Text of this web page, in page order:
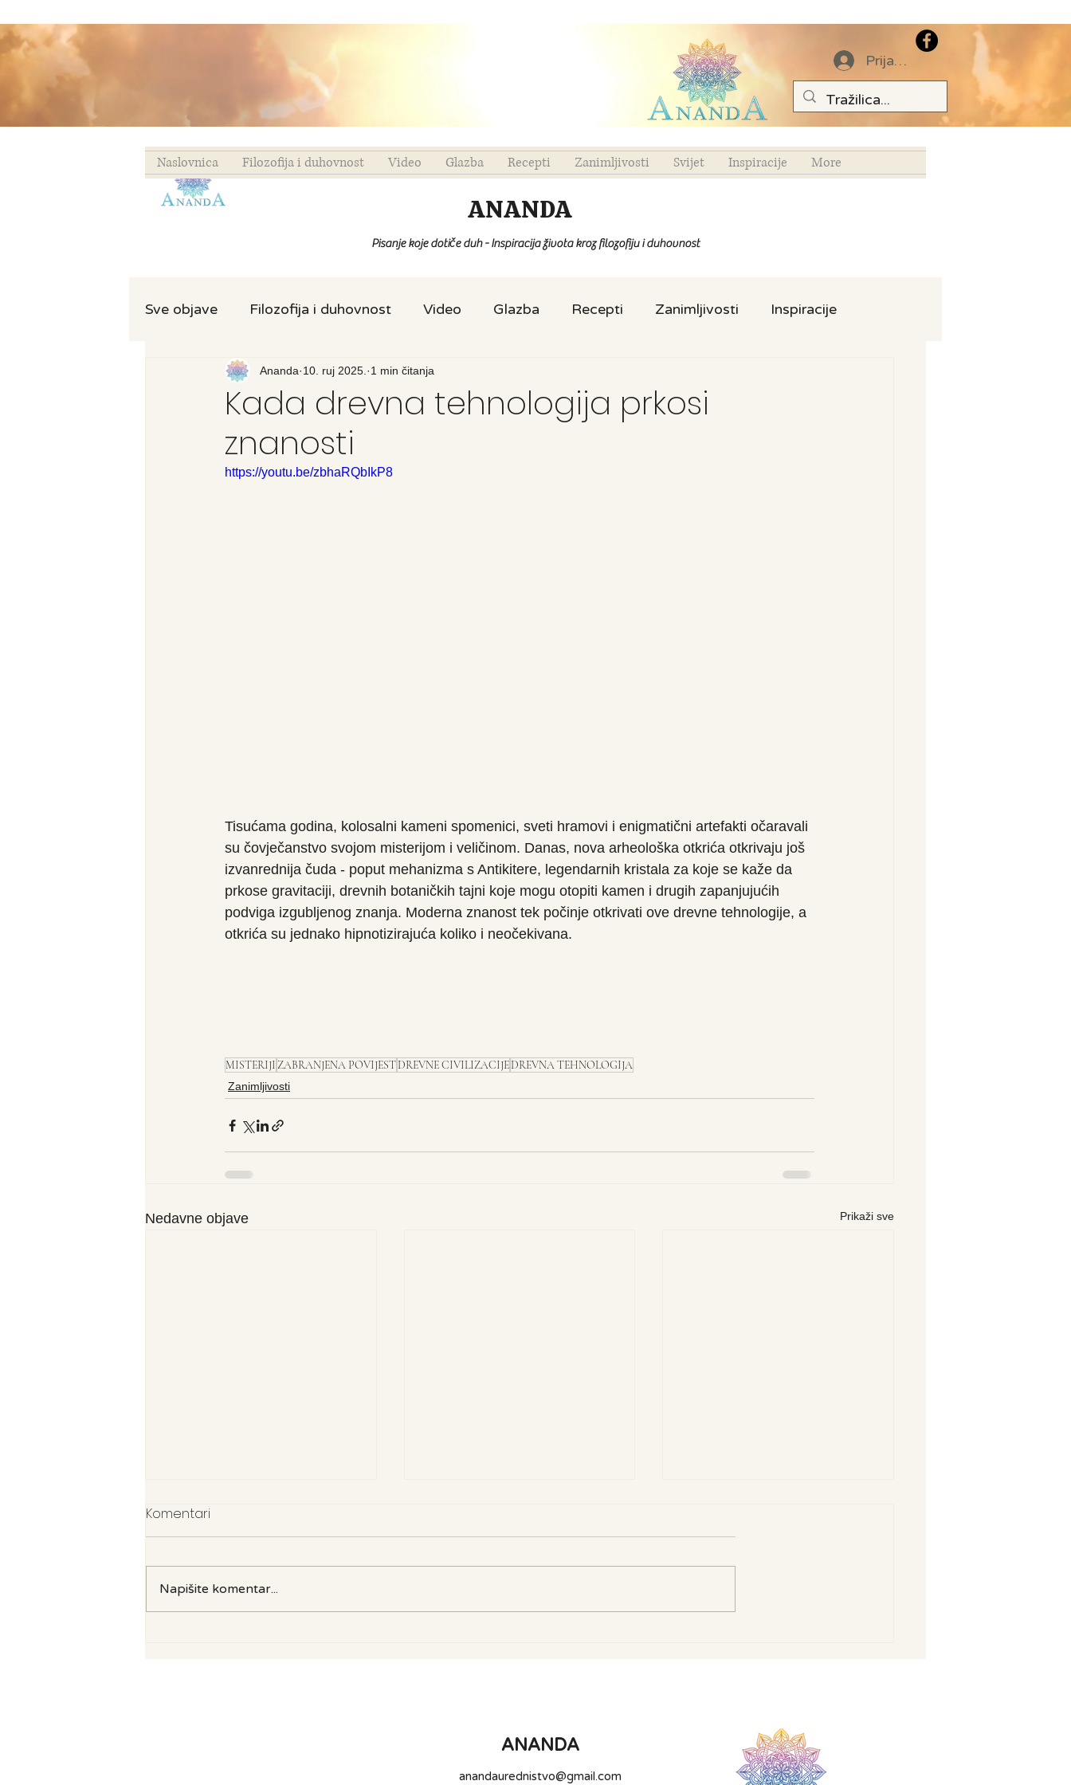
Prijava
Naslovnica Filozofija i duhovnost Video Glazba Recepti Zanimljivosti Svijet Inspiracije More
ANANDA
Pisanje koje dotiče duh - Inspiracija života kroz filozofiju i duhovnost
Sve objave Filozofija i duhovnost Video Glazba Recepti Zanimljivosti Inspiracije
Recenzija knjige Svijet
Kada drevna tehnologija prkosi
znanosti
Ananda 10. ruj 2025. 1 min čitanja
https://youtu.be/zbhaRQbIkP8
Tisućama godina, kolosalni kameni spomenici, sveti hramovi i enigmatični artefakti očaravali
su čovječanstvo svojom misterijom i veličinom. Danas, nova arheološka otkrića otkrivaju još
izvanrednija čuda - poput mehanizma s Antikitere, legendarnih kristala za koje se kaže da
prkose gravitaciji, drevnih botaničkih tajni koje mogu otopiti kamen i drugih zapanjujućih
podviga izgubljenog znanja. Moderna znanost tek počinje otkrivati ove drevne tehnologije, a
otkrića su jednako hipnotizirajuća koliko i neočekivana.
MISTERIJIZABRANJENA POVIJESTDREVNE CIVILIZACIJEDREVNA TEHNOLOGIJA
Zanimljivosti
Nedavne objave Prikaži sve
Komentari
Napišite komentar...
ANANDA
anandaurednistvo@gmail.com